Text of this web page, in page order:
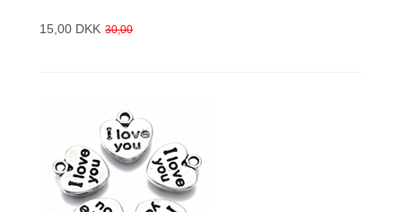
15,00 DKK 30,00